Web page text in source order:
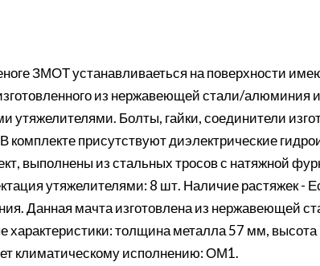
ЗМОТ устанавливаеться на поверхности
из нержавеющей стали/алюминия и
утяжелителями. Болты, гайки, соединители
присутствуют диэлектрические
выполнены из стальных тросов с натяжной
утяжелителями: 8 шт. Наличие растяжек -
Данная мачта изготовлена из нержавеющей
толщина металла 57 мм,
климатическому исполнению: ОМ1.